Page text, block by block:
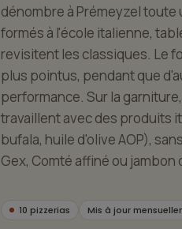
dénombre à Prémeyzel
formés à l'école italienne,
revisitent les classiques. Le
plus pointus, pendant que
performance. Sur la
travaillent avec des produits
bufala, huile d'olive AOP),
Gex, Comté affiné ou
10 pizzerias Mis à jour